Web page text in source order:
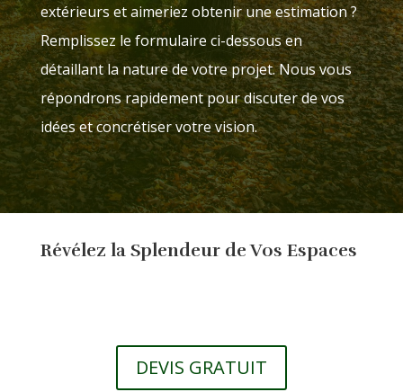
extérieurs et aimeriez obtenir uneestimation?
Remplissez le formulaire ci-dessous en
détaillant la nature de votre projet. Nous vous
répondrons rapidement pour discuter de vos
idées et concrétiser votre vision.
Révélez la Splendeur de Vos Espaces
DEVIS GRATUIT